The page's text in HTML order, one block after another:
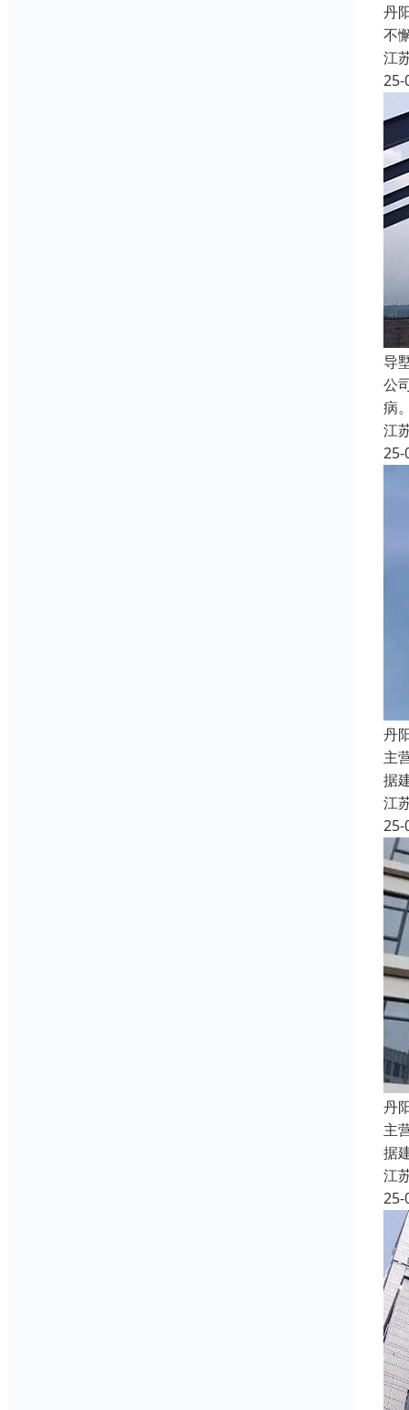
丹
不
江
25-
导
公
病
江
25-
丹
主
据
江
25-
丹
主
据
江
25-